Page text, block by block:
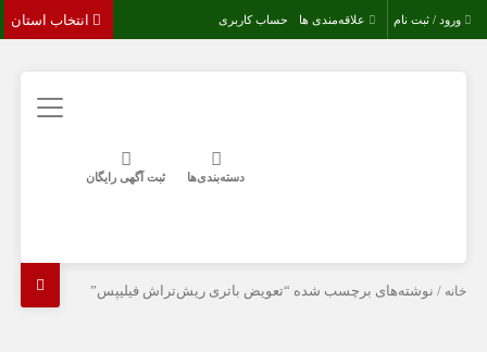
ورود / ثبت نام علاقه‌مندی ها حساب کاربری
دسته‌بندی‌ها ثبت آگهی رایگان
خانه / نوشته‌های برچسب شده “تعویض باتری ریش‌تراش فیلیپس”